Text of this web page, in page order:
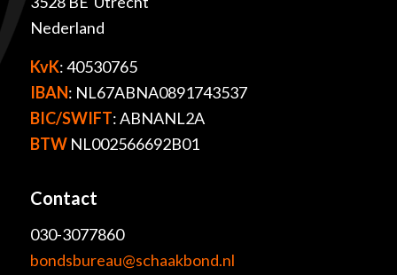
Nederland
KvK: 40530765
IBAN: NL67ABNA0891743537
BIC/SWIFT: ABNANL2A
BTWNL002566692B01
Contact
030-3077860
bondsbureau@schaakbond.nl